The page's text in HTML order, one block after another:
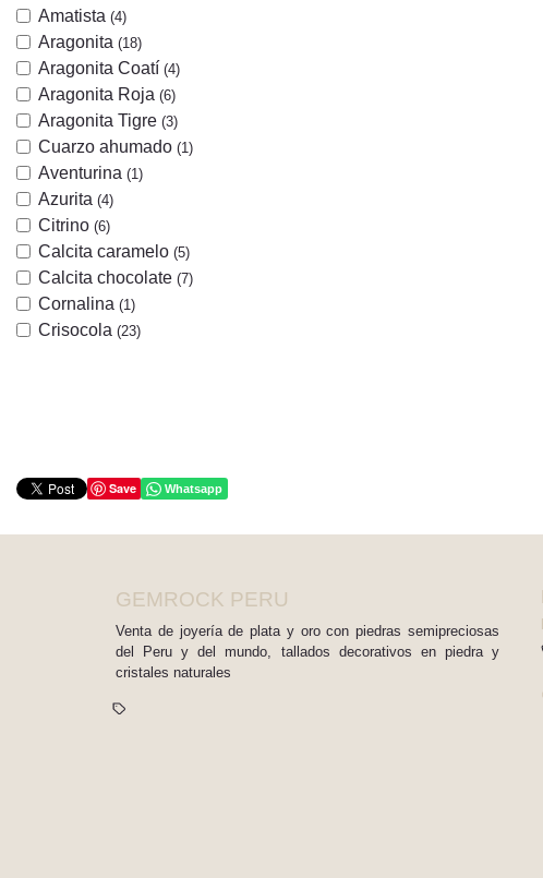
Amatista (4)
Aragonita (18)
Aragonita Coatí (4)
Aragonita Roja (6)
Aragonita Tigre (3)
Cuarzo ahumado (1)
Aventurina (1)
Azurita (4)
Citrino (6)
Calcita caramelo (5)
Calcita chocolate (7)
Cornalina (1)
Crisocola (23)
Save Whatsapp
GEMROCK PERU
Venta de joyería de plata y oro con piedras semipreciosas
del Peru y del mundo, tallados decorativos en piedra y
cristales naturales